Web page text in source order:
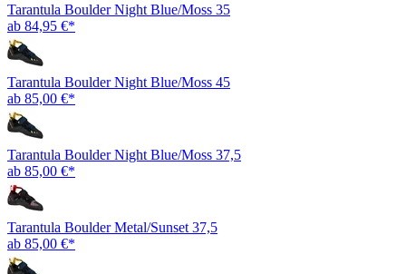
Tarantula Boulder Night Blue/Moss 35
ab 84,95 €*
Tarantula Boulder Night Blue/Moss 45
ab 85,00 €*
Tarantula Boulder Night Blue/Moss 37,5
ab 85,00 €*
Tarantula Boulder Metal/Sunset 37,5
ab 85,00 €*